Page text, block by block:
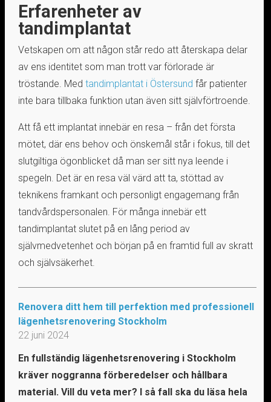
Erfarenheter av
tandimplantat
Vetskapen om att någon står redo att återskapa delar
av ens identitet som man trott var förlorade är
tröstande. Med tandimplantat i Östersund får patienter
inte bara tillbaka funktion utan även sitt självförtroende.
Att få ett implantat innebär en resa – från det första
mötet, där ens behov och önskemål står i fokus, till det
slutgiltiga ögonblicket då man ser sitt nya leende i
spegeln. Det är en resa väl värd att ta, stöttad av
teknikens framkant och personligt engagemang från
tandvårdspersonalen. För många innebär ett
tandimplantat slutet på en lång period av
självmedvetenhet och början på en framtid full av skratt
och självsäkerhet.
Renovera ditt hem till perfektion med professionell
lägenhetsrenovering Stockholm
22 juni 2024
En fullständig lägenhetsrenovering i Stockholm
kräver noggranna förberedelser och hållbara
material. Vill du veta mer? I så fall ska du läsa hela